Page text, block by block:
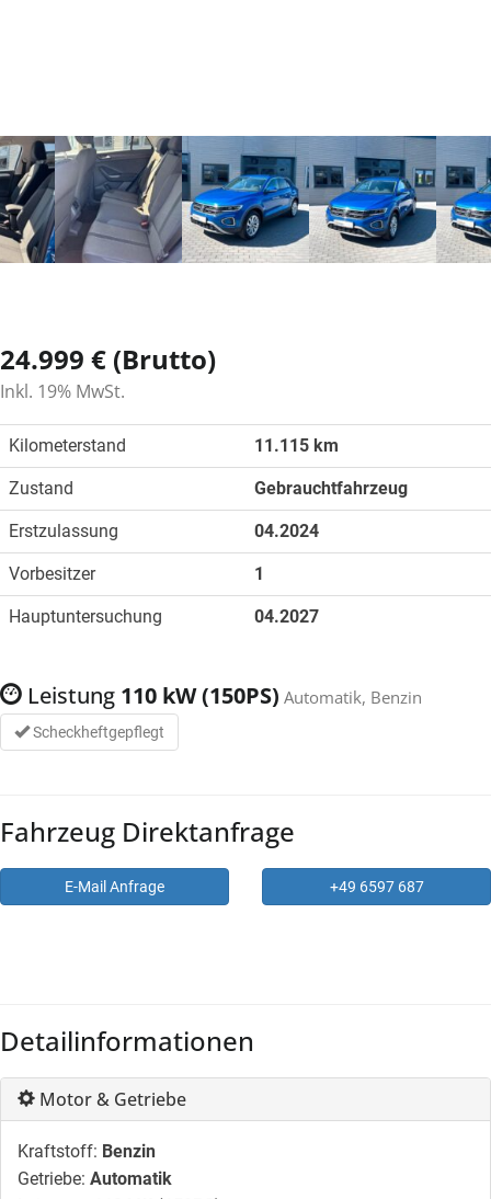
24.999 € (Brutto)
Inkl. 19% MwSt.
Kilometerstand 11.115 km
Zustand Gebrauchtfahrzeug
Erstzulassung 04.2024
Vorbesitzer 1
Hauptuntersuchung 04.2027
Leistung 110 kW (150PS) Automatik, Benzin
Scheckheftgepflegt
Fahrzeug Direktanfrage
E-Mail Anfrage +49 6597 687
Detailinformationen
Motor & Getriebe
Kraftstoff: Benzin
Getriebe: Automatik